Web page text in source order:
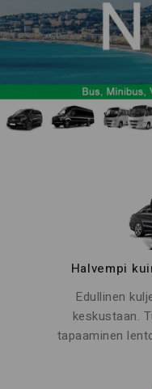
Halvempi
Edullinen
keskustaan.
tapaaminen